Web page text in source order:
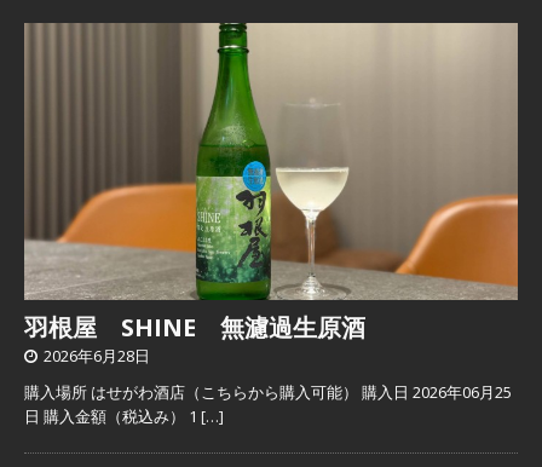
羽根屋 SHINE 無濾過生原酒
2026年6月28日
購入場所 はせがわ酒店（こちらから購入可能） 購入日 2026年06月25
日 購入金額（税込み） 1 […]